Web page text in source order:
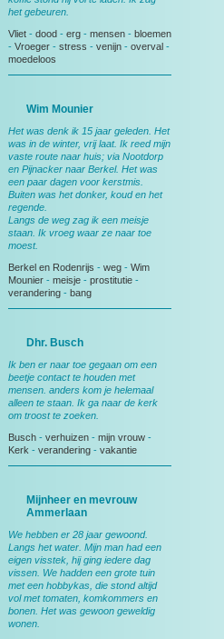
het gebeuren.
Vliet - dood - erg - mensen - bloemen
- Vroeger - stress - venijn - overval -
moedeloos
Wim Mounier
Het was denk ik 15 jaar geleden. Het
was in de winter, vrij laat. Ik reed mijn
vaste route naar huis; via Nootdorp
en Pijnacker naar Berkel. Het was
een paar dagen voor kerstmis.
Buiten was het donker, koud en het
regende.
Langs de weg zag ik een meisje
staan. Ik vroeg waar ze naar toe
moest.
Berkel en Rodenrijs - weg - Wim
Mounier - meisje - prostitutie -
verandering - bang
Dhr. Busch
Ik ben er naar toe gegaan om een
beetje contact te houden met
mensen. anders kom je helemaal
alleen te staan. Ik ga naar de kerk
om troost te zoeken.
Busch - verhuizen - mijn vrouw -
Kerk - verandering - vakantie
Mijnheer en mevrouw
Ammerlaan
We hebben er 28 jaar gewoond.
Langs het water. Mijn man had een
eigen visstek, hij ging iedere dag
vissen. We hadden een grote tuin
met een hobbykas, die stond altijd
vol met tomaten, komkommers en
bonen. Het was gewoon geweldig
wonen.